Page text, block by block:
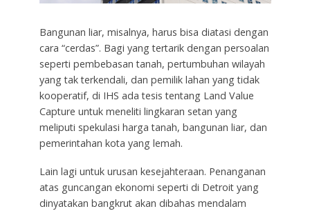
Bangunan liar, misalnya, harus bisa diatasi dengan
cara “cerdas”. Bagi yang tertarik dengan persoalan
seperti pembebasan tanah, pertumbuhan wilayah
yang tak terkendali, dan pemilik lahan yang tidak
kooperatif, di IHS ada tesis tentang Land Value
Capture untuk meneliti lingkaran setan yang
meliputi spekulasi harga tanah, bangunan liar, dan
pemerintahan kota yang lemah.
Lain lagi untuk urusan kesejahteraan. Penanganan
atas guncangan ekonomi seperti di Detroit yang
dinyatakan bangkrut akan dibahas mendalam